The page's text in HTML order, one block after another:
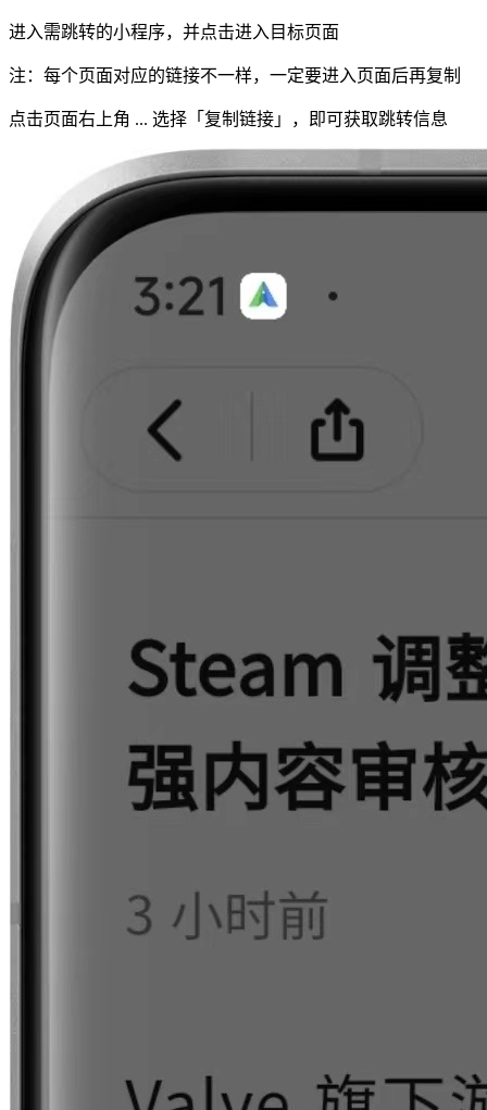
进入需跳转的小程序，并点击进入目标页面
注：每个页面对应的链接不一样，一定要进入页面后再复制
点击页面右上角 ... 选择「复制链接」，即可获取跳转信息